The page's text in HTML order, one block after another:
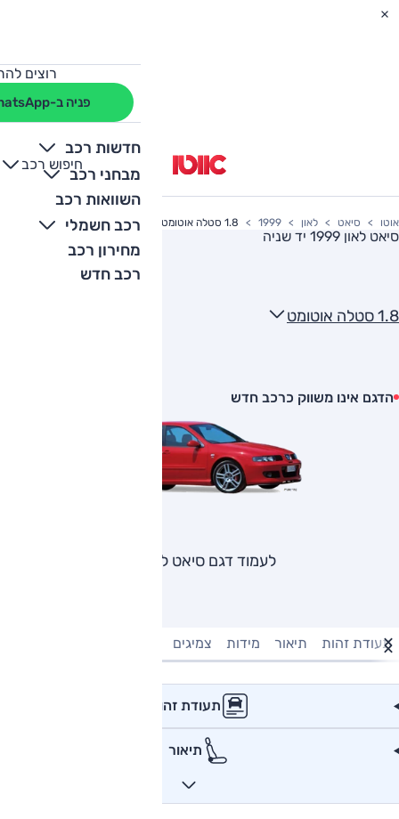
רוצים
פניה ב-WhatsApp
חדשות רכב
מבחני רכב
השוואות רכב
רכב חשמלי
מחירון רכב
רכב חדש
חיפוש רכב
+
-
אוטו סיאט לאון 1999 1.8 סטלה אוטומט
סיאט לאון 1999 יד שניה
1.8 סטלה אוטומט
הדגם אינו משווק כרכב חדש
לעמוד דגם סיאט לאון
תעודת זהות תיאור מידות צמיגים
תעודת זהות
תיאור